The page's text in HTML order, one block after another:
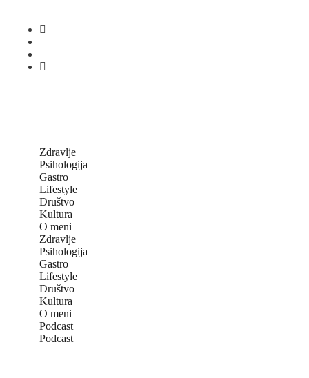
Zdravlje
Psihologija
Gastro
Lifestyle
Društvo
Kultura
O meni
Zdravlje
Psihologija
Gastro
Lifestyle
Društvo
Kultura
O meni
Podcast
Podcast